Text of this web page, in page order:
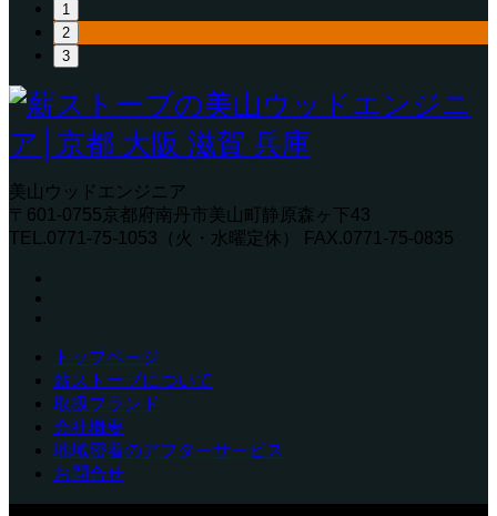
1
2
3
美山ウッドエンジニア
〒601-0755京都府南丹市美山町静原森ヶ下43
TEL.0771-75-1053（火・水曜定休） FAX.0771-75-0835
トップページ
薪ストーブについて
取扱ブランド
会社概要
地域密着のアフターサービス
お問合せ